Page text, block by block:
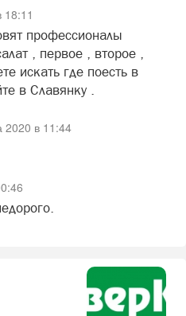
профессионалы
, первое , второе ,
искать где поесть в
в Славянку .
2020 в 11:44